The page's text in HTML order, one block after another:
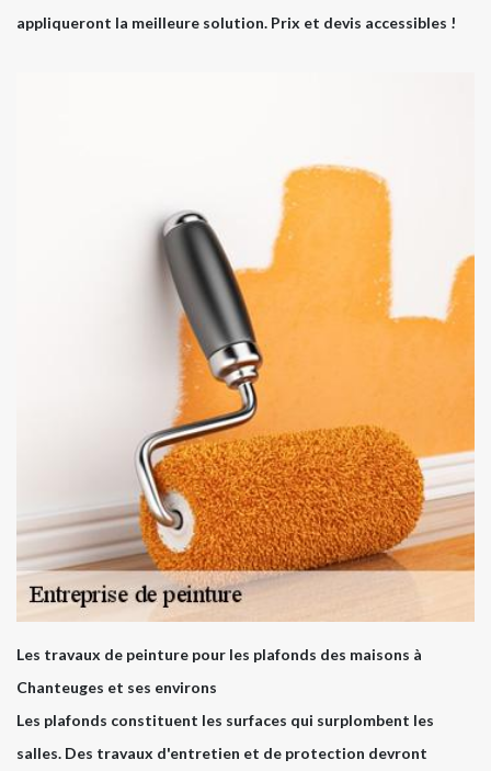
appliqueront la meilleure solution. Prix et devis accessibles !
Les travaux de peinture pour les plafonds des maisons à
Chanteuges et ses environs
Les plafonds constituent les surfaces qui surplombent les
salles. Des travaux d'entretien et de protection devront